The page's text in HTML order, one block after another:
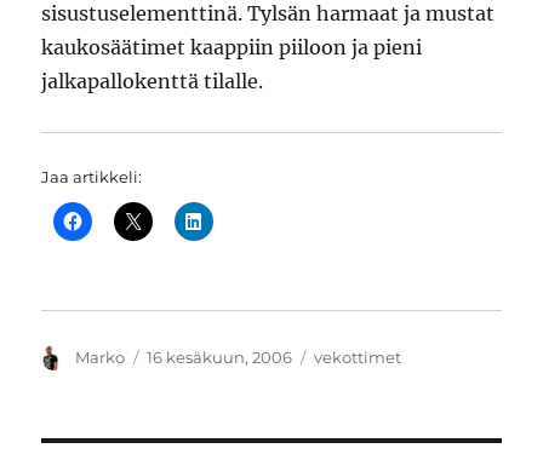
sisustuselementtinä. Tylsän harmaat ja mustat
kaukosäätimet kaappiin piiloon ja pieni
jalkapallokenttä tilalle.
Jaa artikkeli:
Kirjoittaja
Marko Julkaistu
16 kesäkuun, 2006 Kategoriat
vekottimet